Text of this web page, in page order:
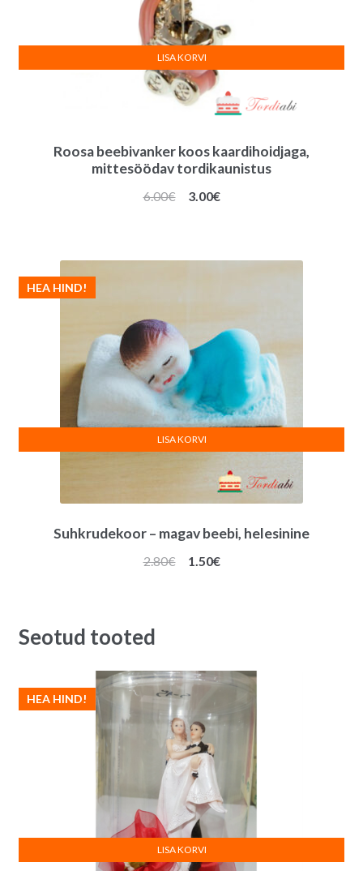
Roosa beebivanker koos kaardihoidjaga,
mittesöödav tordikaunistus
6.00€
Algne
3.00€Praegune
LISA KORVI
Suhkrudekoor – magav beebi, helesinine
HEA HIND!
2.80€
Algne
1.50€Praegune
LISA KORVI
Seotud tooted
HEA HIND!
LISA KORVI